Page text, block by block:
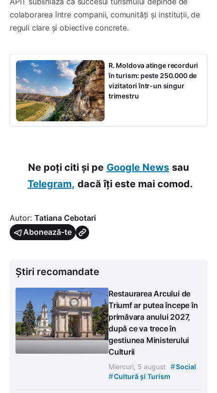
colaborarea între companii, comunități și instituții, de
reguli clare și obiective concrete.
R. Moldova atinge recorduri
în turism: peste 250.000 de
vizitatori într-un singur
trimestru
Ne poți citi și pe Google News sau
Telegram, dacă îți este mai comod.
Autor: Tatiana Cebotari
Abonează-te
Știri recomandate
Restaurarea Arcului de
Triumf ar putea începe în
primăvara anului 2027,
după ce va trece în
gestiunea Ministerului
Culturii
Miercuri, 5 august #Social
#Cultură și Turism